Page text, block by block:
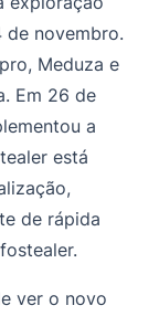
de novembro.
Meduza e
Em 26 de
a
está
de rápida
ver o novo